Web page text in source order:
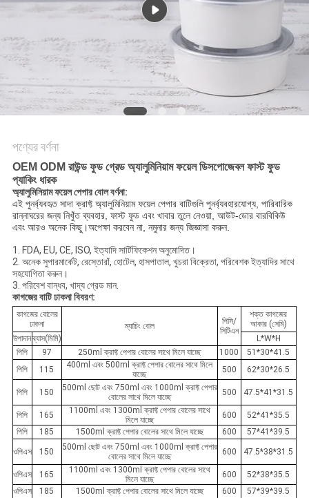
নীতি
পণ্যের বর্ণনা
OEM ODM রাউন্ড ফুড গ্রেড অ্যালুমিনিয়াম ফয়েল ডিসপোজেবল ফাস্ট ফুড
প্যাকিং ধারক
অ্যালুমিনিয়াম ফয়েল পেপার বোল বর্ণনা:
এই পুনর্ব্যবহৃত সাদা ক্রাফ্ট অ্যালুমিনিয়াম ফয়েল পেপার বাটিগুলি পুনর্ব্যবহারযোগ্য, পারিবারিক
রান্নাঘরের জন্য নিখুঁত ব্যবহার, ফাস্ট ফুড এবং খাবার তুলে নেওয়া, আউট-ডোর বারবিকিউ
এবং আরও অনেক কিছু।অপেক্ষা করবেন না, নমুনার জন্য জিজ্ঞাসা করুন.
1. FDA, EU, CE, ISO, ইত্যাদি সার্টিফিকেশন অনুমোদিত।
2. অনেক সুপারমার্কেট, রেস্তোরাঁ, হোটেল, হাসপাতাল, খুচরা বিক্রেতা, পরিবেশক ইত্যাদির সাথে
সহযোগিতা করুন।
3. পরিবেশ বান্ধব, খাদ্য গ্রেড মান.
কাগজের বাটি ঢাকনা বিবরণ:
কাগজের বোলের
ঢাকনা
ম্যাচিং বোল
পিসি/
সিটিএন
শক্ত কাগজের
আকার (সেমি)
উপাদানব্যাস(মিমি)
L*W*H
পিপি
97 250ml ক্রাফ্ট পেপার বোলের সাথে মিলে যাচ্ছে 1000
51*30*41.5
পিপি
115
400ml এবং 500ml ক্রাফ্ট পেপার বোলের সাথে মিলে
যাচ্ছে
500 62*30*26.5
পিপি 150
500ml ছোট এবং 750ml এবং 1000ml ক্রাফ্ট পেপার
বোলের সাথে মিলে যাচ্ছে
500 47.5*41*31.5
পিপি 165
1100ml এবং 1300ml ক্রাফ্ট পেপার বোলের সাথে
মিলে যাচ্ছে
600
52*41*35.5
পিপি
185 1500ml ক্রাফ্ট পেপার বোলের সাথে মিলে যাচ্ছে 600 57*41*39.5
ওপিএস 150
500ml ছোট এবং 750ml এবং 1000ml ক্রাফ্ট পেপার
বোলের সাথে মিলে যাচ্ছে
600 47.5*38*31.5
ওপিএস 165
1100ml এবং 1300ml ক্রাফ্ট পেপার বোলের সাথে
মিলে যাচ্ছে
600
52*38*35.5
ওপিএস
185 1500ml ক্রাফ্ট পেপার বোলের সাথে মিলে যাচ্ছে 600
57*39*39.5